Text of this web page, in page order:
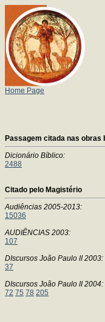
Home Page
Passagem citada nas obras
Dicionário Bíblico:
2488
Citado pelo Magistério
Audiências 2005-2013:
15036
AUDIÊNCIAS 2003:
107
DIscursos João Paulo II 2003:
37
DIscursos João Paulo II 2004:
72 75 78 205